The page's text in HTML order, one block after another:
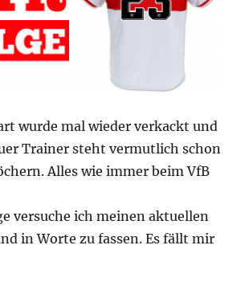
wurde mal wieder verkackt und
Trainer steht vermutlich schon
Alles wie immer beim VfB
versuche ich meinen aktuellen
in Worte zu fassen. Es fällt mir